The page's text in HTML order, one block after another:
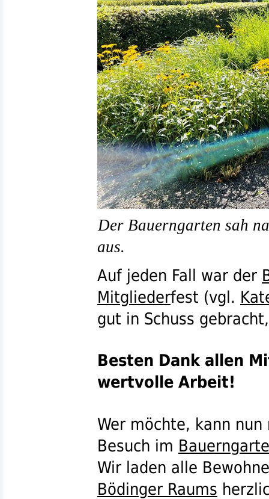
Der Bauerngarten sah
aus.
Auf jeden Fall war der
Mitgliederfest (vgl.
gut in Schuss
Besten Dank allen
wertvolle Arbeit!
Wer möchte, kann
Besuch im
Wir laden alle
Bödinger Raums